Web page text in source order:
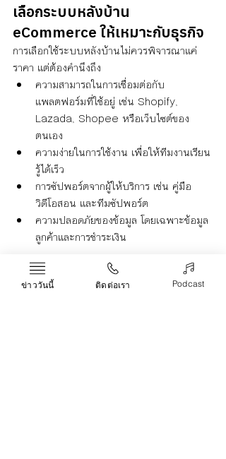
เลือกระบบหลังบ้าน
eCommerce ให้เหมาะกับธุรกิจ
การเลือกใช้ระบบหลังบ้านไม่ควรพิจารณาแค่
ราคา แต่ต้องคำนึงถึง
ความสามารถในการเชื่อมต่อกับ
แพลตฟอร์มที่ใช้อยู่ เช่น Shopify,
Lazada, Shopee หรือเว็บไซต์ของ
ตนเอง
ความง่ายในการใช้งาน เพื่อให้ทีมงานเรียน
รู้ได้เร็ว
การซัปพอร์ตจากผู้ให้บริการ เช่น คู่มือ
วิดีโอสอน และทีมซัปพอร์ต
ความปลอดภัยของข้อมูล โดยเฉพาะข้อมูล
ลูกค้าและการชำระเงิน
การลงทุนในระบบหลังบ้าน eCommerce คือ
การลงทุนในโครงสร้างพื้นฐานของธุรกิจ
ข่าววันนี้ ติดต่อเรา Podcast